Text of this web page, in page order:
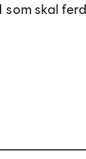
som skal